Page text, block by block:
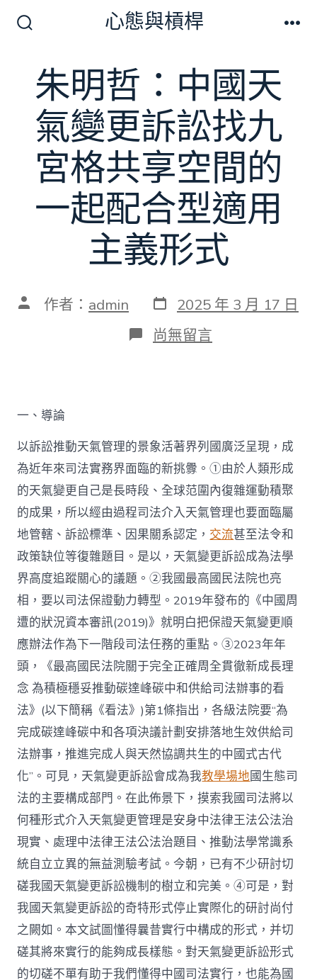
換
開
心態與槓桿
朱明哲：中國天
氣變更訴訟找九
宮格共享空間的
一起配合型適用
主義形式
文 作者： admin 發
表
日
期
2025 年 3 月 17 日
在
〈朱
變
更
訴
訟
找
九
宮
格
共
享
空
間
的
一
起
配
合
型
適
用
主
義
形
式〉
中
尚無留言
一、導論
以訴訟推動天氣管理的景象活著界列國廣泛呈現，成
為近年來司法實務界面臨的新挑釁。①由於人類形成
的天氣變更自己是長時段、全球范圍內復雜運動積聚
的成果，所以經由過程司法介入天氣管理也要面臨屬
地管轄、訴訟標準、因果關系認定， 交流甚至法令和
政策缺位等復雜題目。是以，天氣變更訴訟成為法學
界高度追蹤關心的議題。②我國最高國民法院也亮
相，要以司法保證動力轉型。2019年發布的《中國周
遭的狀況資本審訊(2019)》就明白把保證天氣變更順
應辦法作為下一階段司法任務的重點。③2023年年
頭，《最高國民法院關于完全正確周全貫徹新成長理
念 為積極穩妥推動碳達峰碳中和供給司法辦事的看
法》(以下簡稱《看法》)第1條指出，各級法院要“為
完成碳達峰碳中和各項決議計劃安排落地生效供給司
法辦事，推進完成人與天然協調共生的中國式古代
化”。可見，天氣變更訴訟會成為我教學場地國生態司
法的主要構成部門。在此佈景下，摸索我國司法將以
何種形式介入天氣變更管理是安身中法律王法公法治
現實、處理中法律王法公法治題目、推動法學常識系
統自立立異的無益測驗考試。今朝，已有不少研討切
磋我國天氣變更訴訟機制的樹立和完美。④可是，對
我國天氣變更訴訟的奇特形式停止實際化的研討尚付
之闕如。本文試圖懂得曩昔實行中構成的形式，并切
磋其將來實行的能夠成長樣態。對天氣變更訴訟形式
的切磋不單有助于我們懂得中國司法實行，也能為國